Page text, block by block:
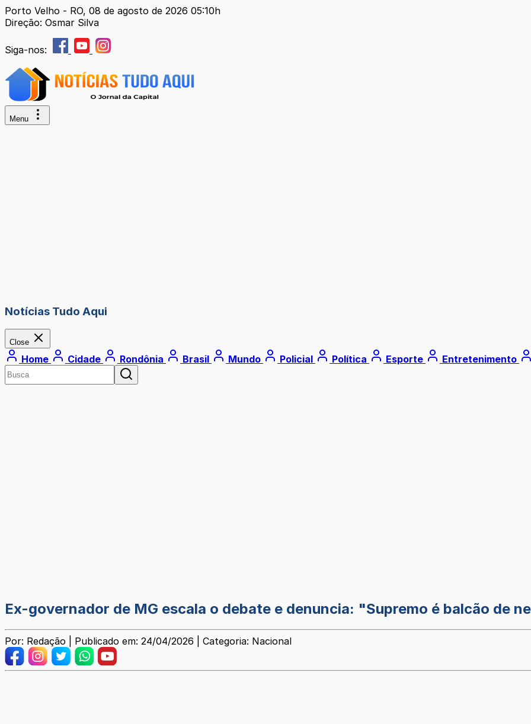
Porto Velho - RO, 08 de agosto de 2026 05:10h
Direção: Osmar Silva
Siga-nos:
Menu
Notícias Tudo Aqui
Close
Home Cidade Rondônia Brasil Mundo Policial Política Esporte Entretenimento
Ex-governador de MG escala o debate e denuncia: "Supremo é balcão de
Por: Redação | Publicado em: 24/04/2026 | Categoria: Nacional